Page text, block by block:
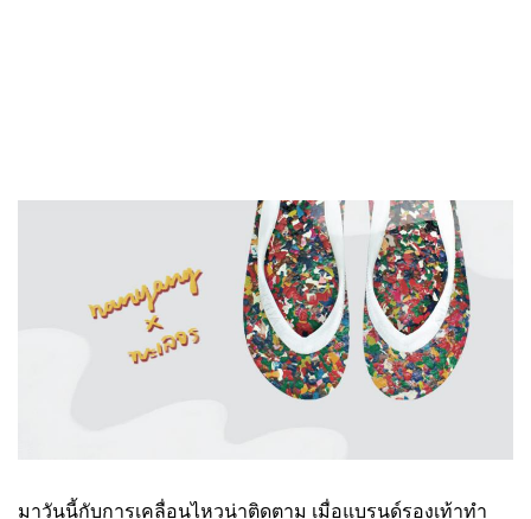
มาวันนี้กับการเคลื่อนไหวน่าติดตาม เมื่อแบรนด์รองเท้าทำ